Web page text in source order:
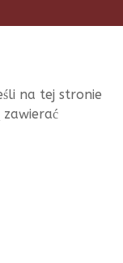
na tej stronie
zawierać